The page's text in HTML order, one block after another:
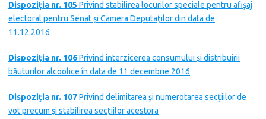
Dispoziția nr. 105 Privind stabilirea locurilor speciale pentru afișaj
electoral pentru Senat și Camera Deputaților din data de
11.12.2016
Dispoziția nr. 106Privind interzicerea consumului și distribuirii
băuturilor alcoolice în data de 11 decembrie 2016
Dispoziția nr. 107Privind delimitarea și numerotarea secțiilor de
vot precum și stabilirea secțiilor acestora